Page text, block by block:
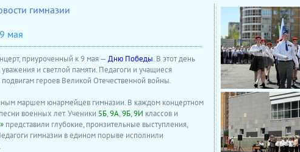
гимназии
мая
приуроченный к 9 мая — Дню Победы. В этот день
и светлой памяти. Педагоги и учащиеся
подвигам героев Великой Отечественной войны.
маршем юнармейцев гимназии. В каждом концертном
военных лет. Ученики 5Б,9А,9Б,9И классов и
представили глубокие, пронзительные выступления,
гимназии в едином порыве исполнили